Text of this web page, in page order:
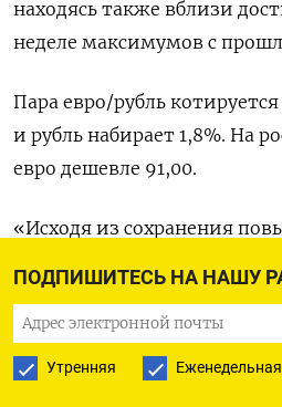
ПОДПИШИТЕСЬ НА НАШУ
Утренняя Еженедельная
находясь также вблизи
неделе максимумов с
Пара евро/рубль
и рубль набирает 1,8%. На
евро дешевле 91,00.
«Исходя из сохранения
валютного рынка, рубль
сильным», - считает
банка Зенит, предупреждая